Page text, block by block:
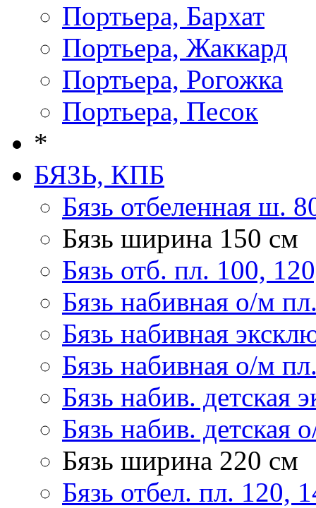
Портьера, Бархат
Портьера, Жаккард
Портьера, Рогожка
Портьера, Песок
*
БЯЗЬ, КПБ
Бязь отбеленная ш.
Бязь ширина 150 см
Бязь отб. пл. 100,
Бязь набивная о/м
Бязь набивная
Бязь набивная о/м
Бязь набив. детская
Бязь набив. детская
Бязь ширина 220 см
Бязь отбел. пл. 120,